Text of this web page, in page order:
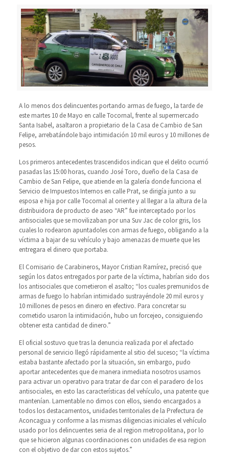
A lo menos dos delincuentes portando armas de fuego, la tarde de
este martes 10 de Mayo en calle Tocornal, frente al supermercado
Santa Isabel, asaltaron a propietario de la Casa de Cambio de San
Felipe, arrebatándole bajo intimidación 10 mil euros y 10 millones de
pesos.
Los primeros antecedentes trascendidos indican que el delito ocurrió
pasadas las 15:00 horas, cuando José Toro, dueño de la Casa de
Cambio de San Felipe, que atiende en la galería donde funciona el
Servicio de Impuestos Internos en calle Prat, se dirigía junto a su
esposa e hija por calle Tocornal al oriente y al llegar a la altura de la
distribuidora de producto de aseo “AR” fue interceptado por los
antisociales que se movilizaban por una Suv Jac de color gris, los
cuales lo rodearon apuntadoles con armas de fuego, obligando a la
víctima a bajar de su vehículo y bajo amenazas de muerte que les
entregara el dinero que portaba.
El Comisario de Carabineros, Mayor Cristian Ramírez, precisó que
según los datos entregados por parte de la víctima, habrían sido dos
los antisociales que cometieron el asalto; “los cuales premunidos de
armas de fuego lo habrían intimidado sustrayéndole 20 mil euros y
10 millones de pesos en dinero en efectivo. Para concretar su
cometido usaron la intimidación, hubo un forcejeo, consiguiendo
obtener esta cantidad de dinero.”
El oficial sostuvo que tras la denuncia realizada por el afectado
personal de servicio llegó rápidamente al sitio del suceso; “la víctima
estaba bastante afectado por la situación, sin embargo, pudo
aportar antecedentes que de manera inmediata nosotros usamos
para activar un operativo para tratar de dar con el paradero de los
antisociales, en esto las características del vehículo, una patente que
mantenían. Lamentable no dimos con ellos, siendo encargados a
todos los destacamentos, unidades territoriales de la Prefectura de
Aconcagua y conforme a las mismas diligencias iniciales el vehículo
usado por los delincuentes seria de al region metropolitana, por lo
que se hicieron algunas coordinaciones con unidades de esa region
con el objetivo de dar con estos sujetos.”